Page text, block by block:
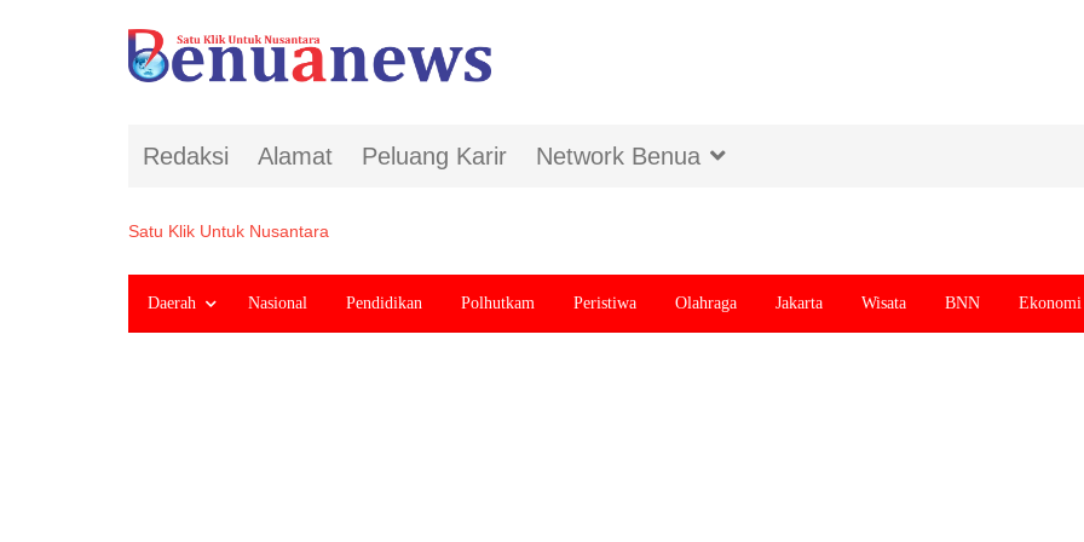
Redaksi Alamat Peluang Karir Network Benua
Satu Klik Untuk Nusantara
Daerah Nasional Pendidikan Polhutkam Peristiwa Olahraga Jakarta Wisata BNN Ekonomi